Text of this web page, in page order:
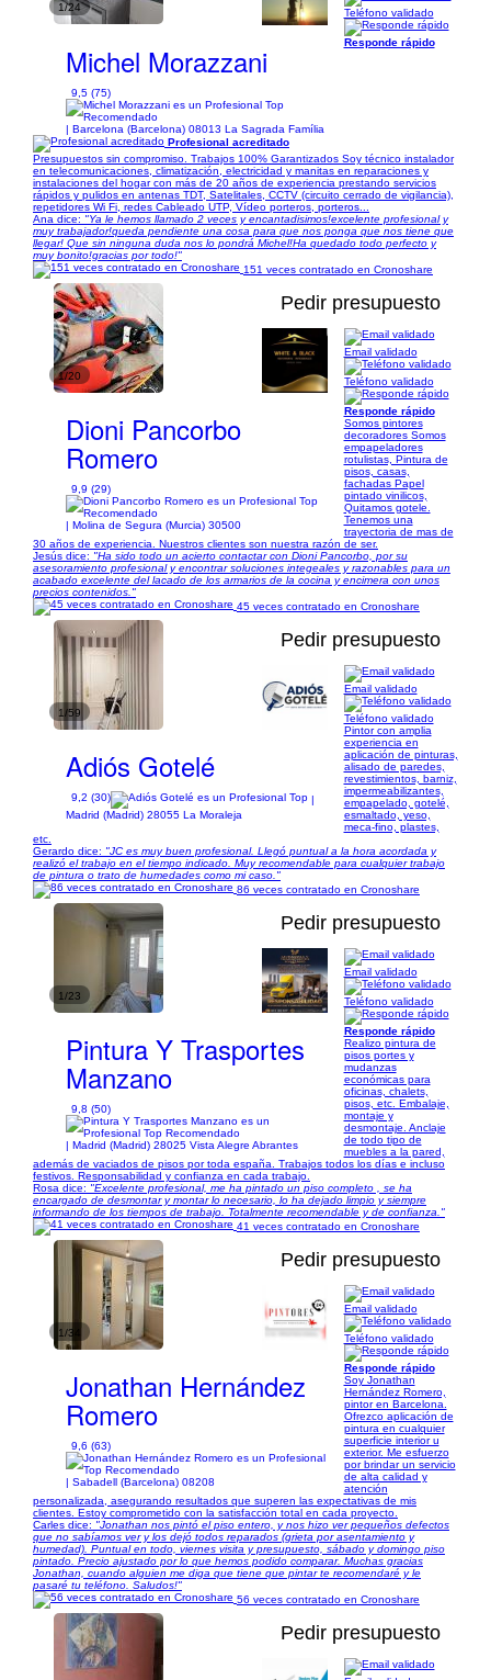
1/24
Michel Morazzani
9,5 (75)
| Barcelona (Barcelona) 08013 La Sagrada Família
Teléfono validado
Responde rápido
Profesional acreditado
Presupuestos sin compromiso. Trabajos 100% Garantizados Soy técnico instalador
en telecomunicaciones, climatización, electricidad y manitas en reparaciones y
instalaciones del hogar con más de 20 años de experiencia prestando servicios
rápidos y pulidos en antenas TDT, Satelitales, CCTV (circuito cerrado de vigilancia),
repetidores Wi Fi, redes Cableado UTP, Vídeo porteros, porteros...
Ana dice: "Ya le hemos llamado 2 veces y encantadisimos!excelente profesional y
muy trabajador!queda pendiente una cosa para que nos ponga que nos tiene que
llegar! Que sin ninguna duda nos lo pondrá Michel!Ha quedado todo perfecto y
muy bonito!gracias por todo!"
151 veces contratado en Cronoshare
1/20
Pedir presupuesto
Dioni Pancorbo
Romero
9,9 (29)
| Molina de Segura (Murcia) 30500
Email validado
Teléfono validado
Responde rápido
Somos pintores
decoradores Somos
empapeladores
rotulistas, Pintura de
pisos, casas,
fachadas Papel
pintado vinilicos,
Quitamos gotele.
Tenemos una
trayectoria de mas de
30 años de experiencia. Nuestros clientes son nuestra razón de ser.
Jesús dice: "Ha sido todo un acierto contactar con Dioni Pancorbo, por su
asesoramiento profesional y encontrar soluciones integeales y razonables para un
acabado excelente del lacado de los armarios de la cocina y encimera con unos
precios contenidos."
45 veces contratado en Cronoshare
1/59
Pedir presupuesto
Adiós Gotelé
9,2 (30)
|
Madrid (Madrid) 28055 La Moraleja
Email validado
Teléfono validado
Pintor con amplia
experiencia en
aplicación de pinturas,
alisado de paredes,
revestimientos, barniz,
impermeabilizantes,
empapelado, gotelé,
esmaltado, yeso,
meca-fino, plastes,
etc.
Gerardo dice: "JC es muy buen profesional. Llegó puntual a la hora acordada y
realizó el trabajo en el tiempo indicado. Muy recomendable para cualquier trabajo
de pintura o trato de humedades como mi caso."
86 veces contratado en Cronoshare
1/23
Pedir presupuesto
Pintura Y Trasportes
Manzano
9,8 (50)
| Madrid (Madrid) 28025 Vista Alegre Abrantes
Email validado
Teléfono validado
Responde rápido
Realizo pintura de
pisos portes y
mudanzas
económicas para
oficinas, chalets,
pisos, etc. Embalaje,
montaje y
desmontaje. Anclaje
de todo tipo de
muebles a la pared,
además de vaciados de pisos por toda españa. Trabajos todos los días e incluso
festivos. Responsabilidad y confianza en cada trabajo.
Rosa dice: "Excelente profesional, me ha pintado un piso completo , se ha
encargado de desmontar y montar lo necesario, lo ha dejado limpio y siempre
informando de los tiempos de trabajo. Totalmente recomendable y de confianza."
41 veces contratado en Cronoshare
1/34
Pedir presupuesto
Jonathan Hernández
Romero
9,6 (63)
| Sabadell (Barcelona) 08208
Email validado
Teléfono validado
Responde rápido
Soy Jonathan
Hernández Romero,
pintor en Barcelona.
Ofrezco aplicación de
pintura en cualquier
superficie interior u
exterior. Me esfuerzo
por brindar un servicio
de alta calidad y
atención
personalizada, asegurando resultados que superen las expectativas de mis
clientes. Estoy comprometido con la satisfacción total en cada proyecto.
Carles dice: "Jonathan nos pintó el piso entero, y nos hizo ver pequeños defectos
que no sabíamos ver y los dejó todos reparados (grieta por asentamiento y
humedad). Puntual en todo, viernes visita y presupuesto, sábado y domingo piso
pintado. Precio ajustado por lo que hemos podido comparar. Muchas gracias
Jonathan, cuando alguien me diga que tiene que pintar te recomendaré y le
pasaré tu teléfono. Saludos!"
56 veces contratado en Cronoshare
Pedir presupuesto